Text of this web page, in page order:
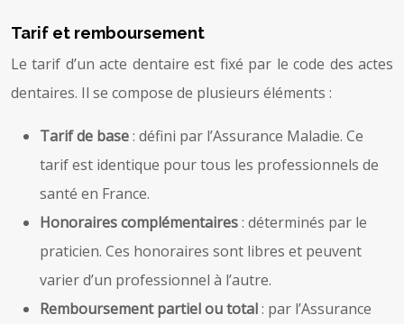
Tarif et remboursement
Le tarif d’un acte dentaire est fixé par le code des actes
dentaires. Il se compose de plusieurs éléments :
Tarif de base: défini par l’Assurance Maladie. Ce
tarif est identique pour tous les professionnels de
santé en France.
Honoraires complémentaires: déterminés par le
praticien. Ces honoraires sont libres et peuvent
varier d’un professionnel à l’autre.
Remboursement partiel ou total: par l’Assurance